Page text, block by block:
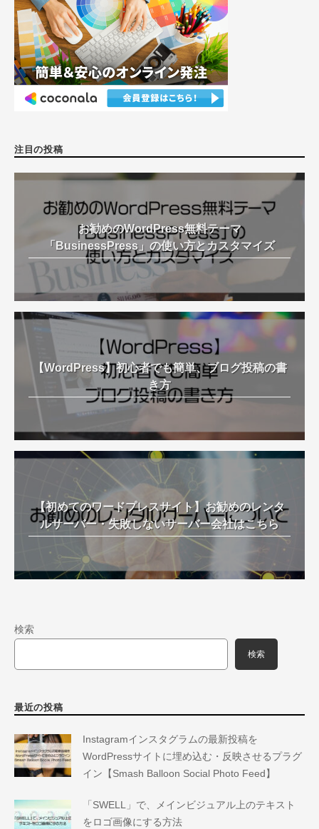
注目の投稿
お勧めのWordPress無料テーマ
「BusinessPress」の使い方とカスタマイズ
【WordPress】初心者でも簡単、ブログ投稿の書
き方
【初めてのワードプレスサイト】お勧めのレンタ
ルサーバー・失敗しないサーバー会社はこちら
検索
検索
最近の投稿
Instagramインスタグラムの最新投稿を
WordPressサイトに埋め込む・反映させるプラグ
イン【Smash Balloon Social Photo Feed】
「SWELL」で、メインビジュアル上のテキスト
をロゴ画像にする方法